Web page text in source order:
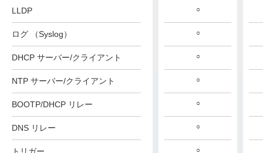
LLDP
ログ （Syslog）
DHCP サーバー/クライアント
NTP サーバー/クライアント
BOOTP/DHCP リレー
DNS リレー
○
○
○
○
○
○
○
○
○
○
○
○
○
○
○
○